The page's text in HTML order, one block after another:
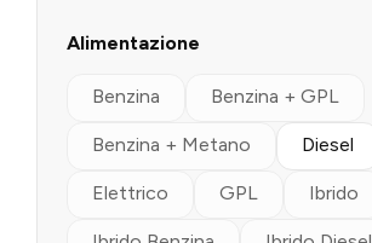
Alimentazione
Benzina Benzina + GPL
Benzina + Metano Diesel
Elettrico GPL Ibrido